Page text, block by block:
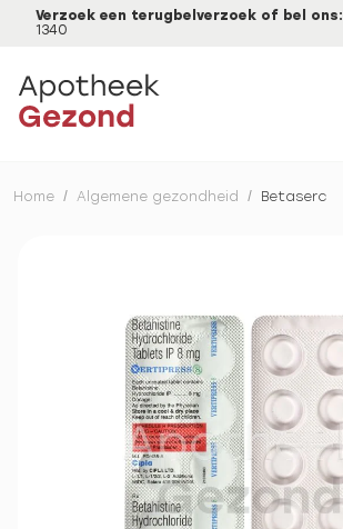
Verzoek een terugbelverzoek of bel ons:
1340
Home / Algemene gezondheid / Betaserc